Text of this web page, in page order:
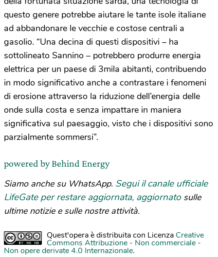
questo genere potrebbe aiutare le tante isole italiane
ad abbandonare le vecchie e costose centrali a
gasolio. “Una decina di questi dispositivi – ha
sottolineato Sannino – potrebbero produrre energia
elettrica per un paese di 3mila abitanti, contribuendo
in modo significativo anche a contrastare i fenomeni
di erosione attraverso la riduzione dell’energia delle
onde sulla costa e senza impattare in maniera
significativa sul paesaggio, visto che i dispositivi sono
parzialmente sommersi”.
powered by Behind Energy
Siamo anche su WhatsApp. Segui il canale ufficiale
LifeGate per restare aggiornata, aggiornato sulle
ultime notizie e sulle nostre attività.
Quest'opera è distribuita con Licenza Creative
Commons Attribuzione - Non commerciale -
Non opere derivate 4.0 Internazionale.